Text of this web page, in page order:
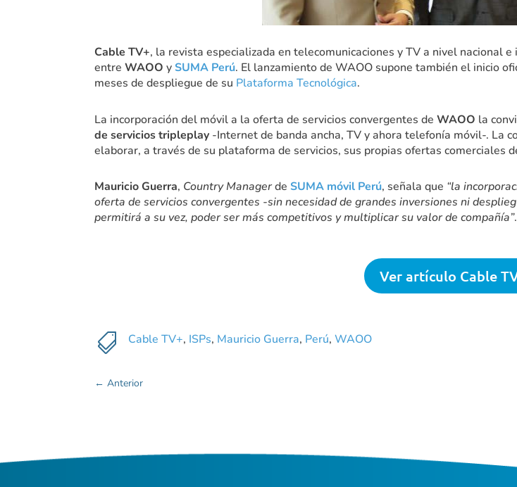
Cable TV+, la revista especializada en telecomunicaciones y TV a nivel nacional
entreWAOO ySUMA Perú. El lanzamiento de WAOO supone también el inicio
meses de despliegue de su Plataforma Tecnológica.
La incorporación del móvil a la oferta de servicios convergentes deWAOO la
de servicios tripleplay -Internet de banda ancha, TV y ahora telefonía móvil-. La
elaborar, a través de su plataforma de servicios, sus propias ofertas comerciales
Mauricio Guerra, Country ManagerdeSUMA móvil Perú, señala que “la
oferta de servicios convergentes -sin necesidad de grandes inversiones ni
permitirá a su vez, poder ser más competitivos y multiplicar su valor de compañía”.
Ver artículo Cable
 Cable TV+, ISPs, Mauricio Guerra, Perú, WAOO
←Anterior